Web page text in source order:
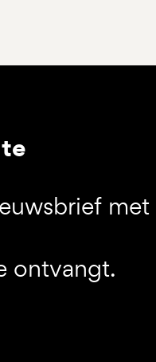
ontvangt.